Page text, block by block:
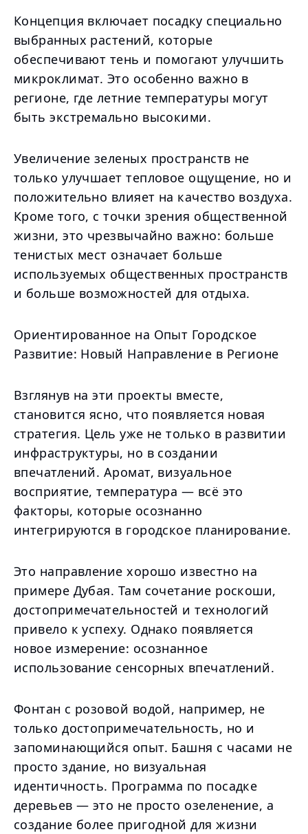
Концепция включает посадку специально
выбранных растений, которые
обеспечивают тень и помогают улучшить
микроклимат. Это особенно важно в
регионе, где летние температуры могут
быть экстремально высокими.
Увеличение зеленых пространств не
только улучшает тепловое ощущение, но и
положительно влияет на качество воздуха.
Кроме того, с точки зрения общественной
жизни, это чрезвычайно важно: больше
тенистых мест означает больше
используемых общественных пространств
и больше возможностей для отдыха.
Ориентированное на Опыт Городское
Развитие: Новый Направление в Регионе
Взглянув на эти проекты вместе,
становится ясно, что появляется новая
стратегия. Цель уже не только в развитии
инфраструктуры, но в создании
впечатлений. Аромат, визуальное
восприятие, температура — всё это
факторы, которые осознанно
интегрируются в городское планирование.
Это направление хорошо известно на
примере Дубая. Там сочетание роскоши,
достопримечательностей и технологий
привело к успеху. Однако появляется
новое измерение: осознанное
использование сенсорных впечатлений.
Фонтан с розовой водой, например, не
только достопримечательность, но и
запоминающийся опыт. Башня с часами не
просто здание, но визуальная
идентичность. Программа по посадке
деревьев — это не просто озеленение, а
создание более пригодной для жизни